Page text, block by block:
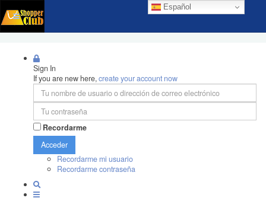
Español
Sign In
If you are new here,create your account now
Recordarme
Acceder
Recordarme mi usuario
Recordarme contraseña